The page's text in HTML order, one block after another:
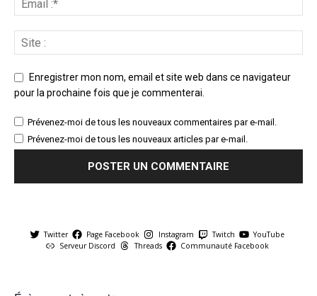
Enregistrer mon nom, email et site web dans ce navigateur
pour la prochaine fois que je commenterai.
Prévenez-moi de tous les nouveaux commentaires par e-mail.
Prévenez-moi de tous les nouveaux articles par e-mail.
Twitter Page Facebook Instagram Twitch
YouTube
Serveur Discord
Threads Communauté Facebook